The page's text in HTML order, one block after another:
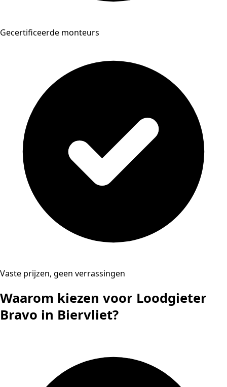
Gecertificeerde monteurs
Vaste prijzen, geen verrassingen
Waarom kiezen voor Loodgieter
Bravo in Biervliet?